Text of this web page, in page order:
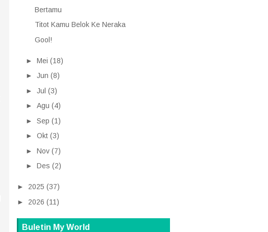
Bertamu
Titot Kamu Belok Ke Neraka
Gool!
► Mei (18)
► Jun (8)
► Jul (3)
► Agu (4)
► Sep (1)
► Okt (3)
► Nov (7)
► Des (2)
► 2025 (37)
► 2026 (11)
Buletin My World